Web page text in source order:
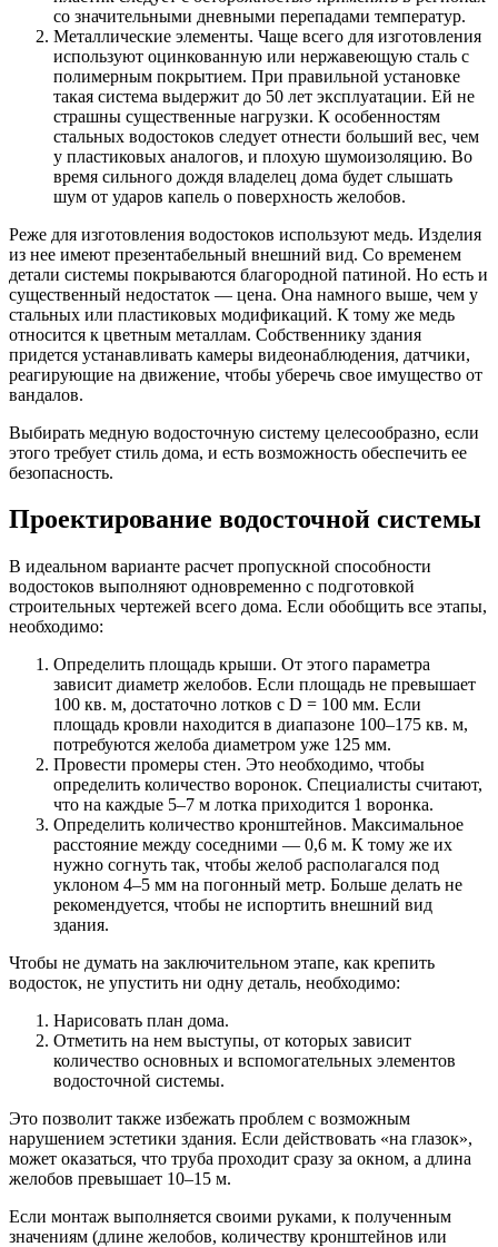
со значительными дневными перепадами температур.
Металлические элементы. Чаще всего для изготовления
используют оцинкованную или нержавеющую сталь с
полимерным покрытием. При правильной установке
такая система выдержит до 50 лет эксплуатации. Ей не
страшны существенные нагрузки. К особенностям
стальных водостоков следует отнести больший вес, чем
у пластиковых аналогов, и плохую шумоизоляцию. Во
время сильного дождя владелец дома будет слышать
шум от ударов капель о поверхность желобов.
Реже для изготовления водостоков используют медь. Изделия
из нее имеют презентабельный внешний вид. Со временем
детали системы покрываются благородной патиной. Но есть и
существенный недостаток — цена. Она намного выше, чем у
стальных или пластиковых модификаций. К тому же медь
относится к цветным металлам. Собственнику здания
придется устанавливать камеры видеонаблюдения, датчики,
реагирующие на движение, чтобы уберечь свое имущество от
вандалов.
Выбирать медную водосточную систему целесообразно, если
этого требует стиль дома, и есть возможность обеспечить ее
безопасность.
Проектирование водосточной системы
В идеальном варианте расчет пропускной способности
водостоков выполняют одновременно с подготовкой
строительных чертежей всего дома. Если обобщить все этапы,
необходимо:
Определить площадь крыши. От этого параметра
зависит диаметр желобов. Если площадь не превышает
100 кв. м, достаточно лотков с D = 100 мм. Если
площадь кровли находится в диапазоне 100–175 кв. м,
потребуются желоба диаметром уже 125 мм.
Провести промеры стен. Это необходимо, чтобы
определить количество воронок. Специалисты считают,
что на каждые 5–7 м лотка приходится 1 воронка.
Определить количество кронштейнов. Максимальное
расстояние между соседними — 0,6 м. К тому же их
нужно согнуть так, чтобы желоб располагался под
уклоном 4–5 мм на погонный метр. Больше делать не
рекомендуется, чтобы не испортить внешний вид
здания.
Чтобы не думать на заключительном этапе, как крепить
водосток, не упустить ни одну деталь, необходимо:
Нарисовать план дома.
Отметить на нем выступы, от которых зависит
количество основных и вспомогательных элементов
водосточной системы.
Это позволит также избежать проблем с возможным
нарушением эстетики здания. Если действовать «на глазок»,
может оказаться, что труба проходит сразу за окном, а длина
желобов превышает 10–15 м.
Если монтаж выполняется своими руками, к полученным
значениям (длине желобов, количеству кронштейнов или